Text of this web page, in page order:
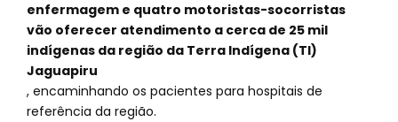
enfermagem e quatro motoristas-socorristas
vão oferecer atendimento a cerca de 25 mil
indígenas da região da Terra Indígena (TI)
Jaguapiru
, encaminhando os pacientes para hospitais de
referência da região.